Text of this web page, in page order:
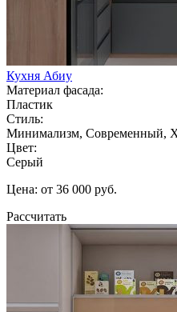
Кухня Абиу
Материал фасада:
Пластик
Стиль:
Минимализм, Современный,
Цвет:
Серый
Цена: от 36 000 руб.
Рассчитать